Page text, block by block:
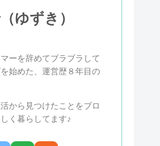
ゆずき）
ーを辞めてブラブラして
始めた、運営歴８年目の
から見つけたことをブロ
く暮らしてます♪